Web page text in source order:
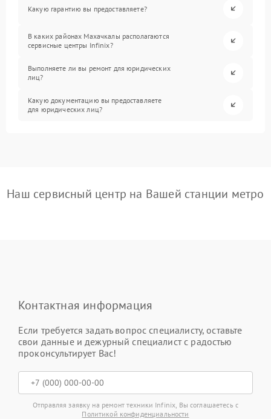
Какую гарантию вы предоставляете?
В каких районах Махачкалы располагаются
сервисные центры Infinix?
Выполняете ли вы ремонт для юридических
лиц?
Какую документацию вы предоставляете
для юридических лиц?
Наш сервисный центр на Вашей станции метро
Контактная информация
Если требуется задать вопрос специалисту, оставьте
свои данные и дежурный специалист с радостью
проконсультирует Вас!
Отправляя заявку на ремонт техники Infinix, Вы соглашаетесь с
Политикой конфиденциальности